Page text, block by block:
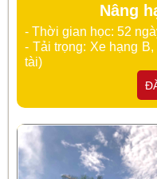
Nâng
- Thời gian học: 52
- Tải trọng: Xe hạng
tài)